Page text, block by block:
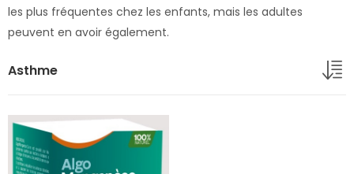
les plus fréquentes chez les enfants, mais les adultes
peuvent en avoir également.
Asthme